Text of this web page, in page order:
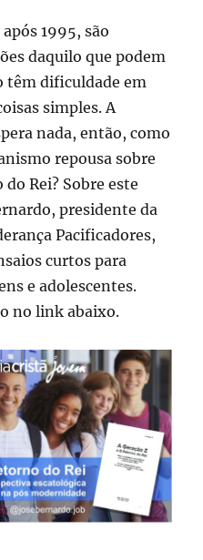
1995, são
daquilo que podem
têm dificuldade em
simples. A
nada, então, como
repousa sobre
Rei? Sobre este
presidente da
Pacificadores,
curtos para
e adolescentes.
no link abaixo.